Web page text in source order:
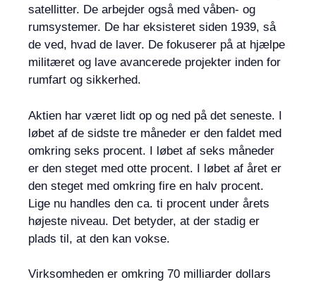
satellitter. De arbejder også med våben- og
rumsystemer. De har eksisteret siden 1939, så
de ved, hvad de laver. De fokuserer på at hjælpe
militæret og lave avancerede projekter inden for
rumfart og sikkerhed.
Aktien har været lidt op og ned på det seneste. I
løbet af de sidste tre måneder er den faldet med
omkring seks procent. I løbet af seks måneder
er den steget med otte procent. I løbet af året er
den steget med omkring fire en halv procent.
Lige nu handles den ca. ti procent under årets
højeste niveau. Det betyder, at der stadig er
plads til, at den kan vokse.
Virksomheden er omkring 70 milliarder dollars